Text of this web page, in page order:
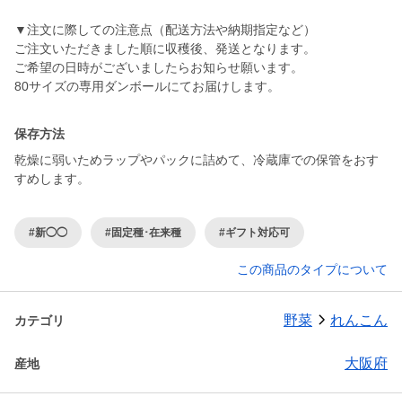
▼注文に際しての注意点（配送方法や納期指定など）
ご注文いただきました順に収穫後、発送となります。
ご希望の日時がございましたらお知らせ願います。
80サイズの専用ダンボールにてお届けします。
保存方法
乾燥に弱いためラップやパックに詰めて、冷蔵庫での保管をおす
すめします。
#新◯◯ #固定種･在来種 #ギフト対応可
この商品のタイプについて
カテゴリ 野菜 れんこん
産地 大阪府